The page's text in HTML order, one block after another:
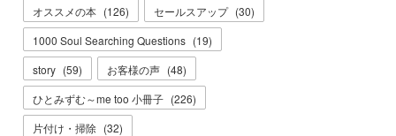
オススメの本 (126) セールスアップ (30)
1000 Soul Searching Questions (19)
story (59) お客様の声 (48)
ひとみずむ～me too 小冊子 (226)
片付け・掃除 (32)